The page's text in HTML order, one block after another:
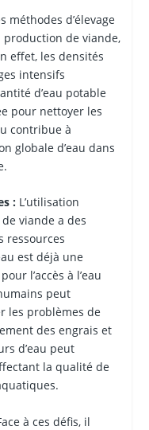
méthodes d’élevage
de viande,
effet, les densités
intensifs
d’eau potable
pour nettoyer les
contribue à
globale d’eau dans
:L’utilisation
viande a des
ressources
est déjà une
l’accès à l’eau
peut
les problèmes de
des engrais et
d’eau peut
la qualité de
à ces défis, il